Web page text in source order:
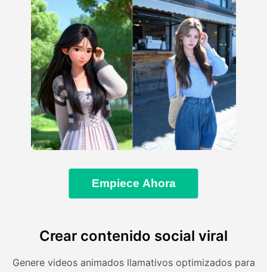
Empiece Ahora
Crear contenido social viral
Genere videos animados llamativos optimizados para